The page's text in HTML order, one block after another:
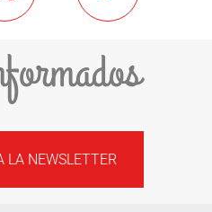
LA NEWSLETTER